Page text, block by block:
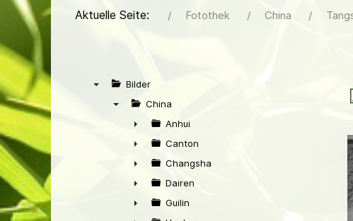
Aktuelle Seite: Fotothek China
Bilder
China
►
Anhui
►
Canton
►
Changsha
►
Dairen
Guilin